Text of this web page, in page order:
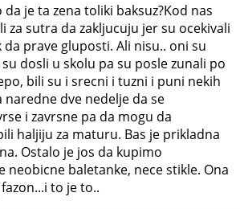
je ta zena toliki baksuz?Kod nas
za sutra da zakljucuju jer su ocekivali
da prave gluposti. Ali nisu.. oni su
dosli u skolu pa su posle zunali po
bili su i srecni i tuzni i puni nekih
naredne dve nedelje da se
i zavrsne pa da mogu da
haljiju za maturu. Bas je prikladna
Ostalo je jos da kupimo
neobicne baletanke, nece stikle. Ona
to je to..